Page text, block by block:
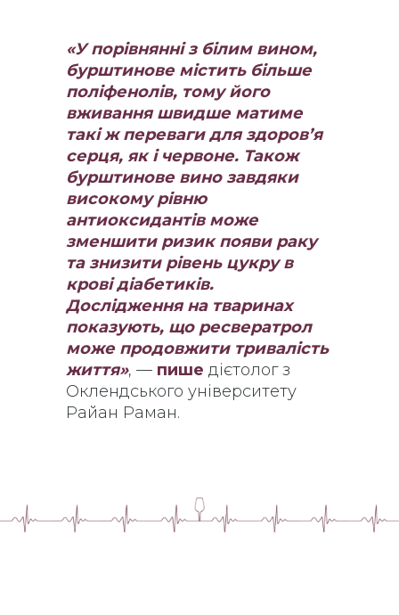
«У порівнянні з білим вином,
бурштинове містить більше
поліфенолів, тому його
вживання швидше матиме
такі ж переваги для здоров’я
серця, як і червоне. Також
бурштинове вино завдяки
високому рівню
антиоксидантів може
зменшити ризик появи раку
та знизити рівень цукру в
крові діабетиків.
Дослідження на тваринах
показують, що ресвератрол
може продовжити тривалість
життя», — пише дієтолог з
Оклендського університету
Райан Раман.